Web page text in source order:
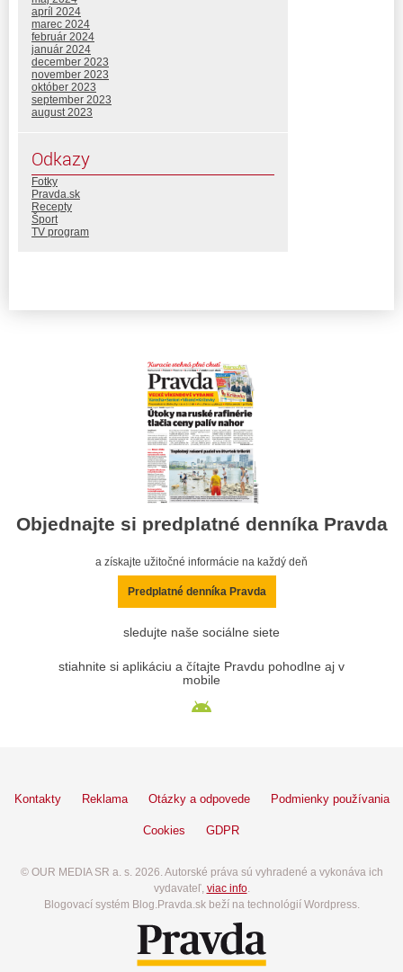
apríl 2024
marec 2024
február 2024
január 2024
december 2023
november 2023
október 2023
september 2023
august 2023
Odkazy
Fotky
Pravda.sk
Recepty
Šport
TV program
Objednajte si predplatné denníka Pravda
a získajte užitočné informácie na každý deň
Predplatné denníka Pravda
sledujte naše sociálne siete
stiahnite si aplikáciu a čítajte Pravdu pohodlne aj v
mobile
Kontakty Reklama Otázky a odpovede Podmienky používania
Cookies GDPR
© OUR MEDIA SR a. s. 2026. Autorské práva sú vyhradené a vykonáva ich
vydavateľ, viac info.
Blogovací systém Blog.Pravda.sk beží na technológií Wordpress.